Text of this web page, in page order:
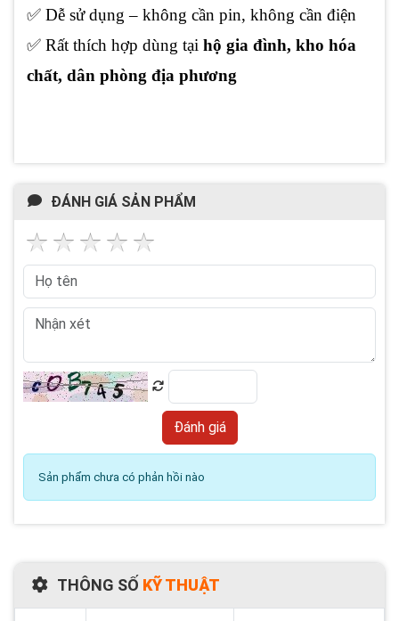
✅ Dễ sử dụng – không cần pin, không cần điện
✅ Rất thích hợp dùng tại hộ gia đình, kho hóa
chất, dân phòng địa phương
ĐÁNH GIÁ SẢN PHẨM
Sản phẩm chưa có phản hồi nào
THÔNG SỐ KỸ THUẬT